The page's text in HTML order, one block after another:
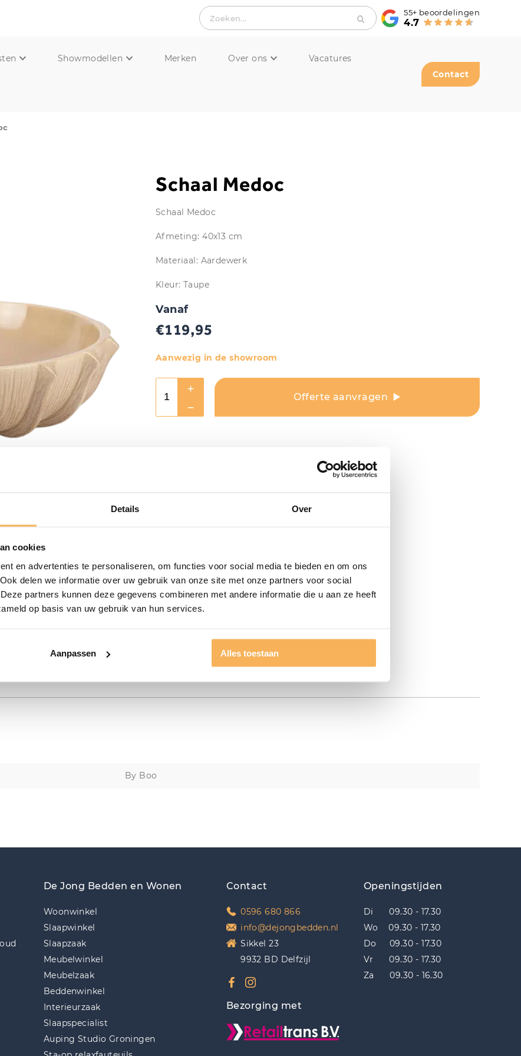
Details Over
cookies
en advertenties te personaliseren, om functies voor social media te bieden en om ons
delen we informatie over uw gebruik van onze site met onze partners voor social
partners kunnen deze gegevens combineren met andere informatie die u aan ze heeft
op basis van uw gebruik van hun services.
Aanpassen Alles toestaan
Zoeken...
55+ beoordelingen
4.7
Showmodellen Merken Over ons Vacatures
Contact
Schaal Medoc
Schaal Medoc
Afmeting: 40x13 cm
Materiaal: Aardewerk
Kleur: Taupe
Vanaf
€119,95
Aanwezig in de showroom
Offerte aanvragen
By Boo
De Jong Bedden en Wonen
Woonwinkel
Slaapwinkel
Slaapzaak
Meubelwinkel
Meubelzaak
Beddenwinkel
Interieurzaak
Slaapspecialist
Auping Studio Groningen
Contact
0596 680 866
info@dejongbedden.nl
Sikkel 23
9932 BD Delfzijl
Bezorging met
Openingstijden
Di 09.30 - 17.30
Wo 09.30 - 17.30
Do 09.30 - 17.30
Vr 09.30 - 17.30
Za 09.30 - 16.30